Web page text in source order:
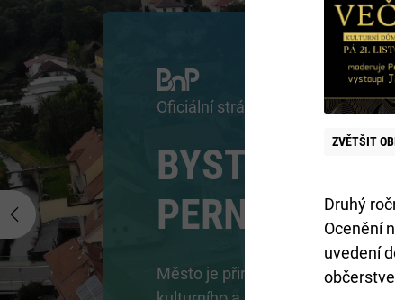
Navštivte centrum Eden
RÁJ
A POZNÁNÍ
Chcete si vyzkoušet různá
starobylých chaloupkách?
Previous
ZVĚTŠIT
Druhý
Ocenění
uvedení